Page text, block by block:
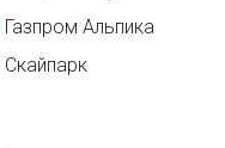
Газпром Альпика
Скайпарк